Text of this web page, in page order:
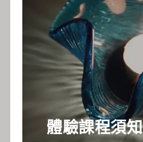
體驗課程須知